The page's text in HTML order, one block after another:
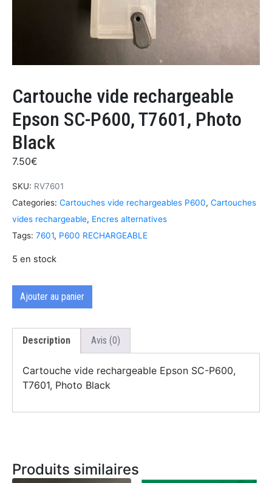
Cartouche vide rechargeable
Epson SC-P600, T7601, Photo
Black
7.50€
SKU: RV7601
Categories: Cartouches vide rechargeables P600, Cartouches
vides rechargeable, Encres alternatives
Tags: 7601, P600 RECHARGEABLE
5 en stock
Ajouter au panier
Description Avis (0)
Cartouche vide rechargeable Epson SC-P600,
T7601, Photo Black
Produits similaires